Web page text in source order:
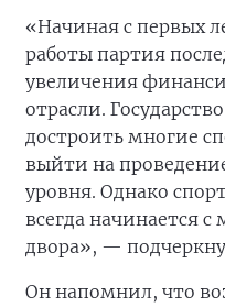
«Начиная с первых
работы партия
увеличения
отрасли.
достроить многие
выйти на
уровня. Однако
всегда начинается с
двора», —
Он напомнил, что